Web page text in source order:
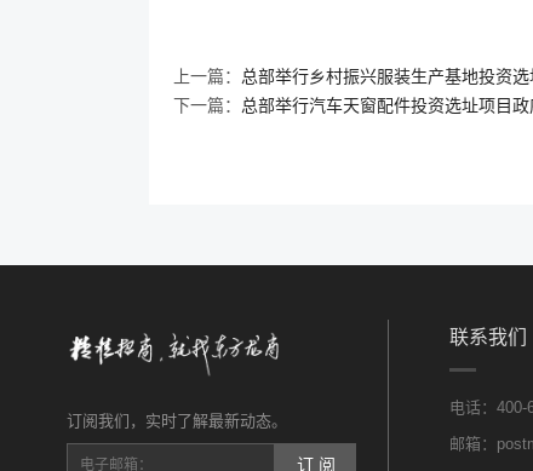
上一篇： 总部举行乡村振兴服装生产基地投资
下一篇： 总部举行汽车天窗配件投资选址项目
订阅我们，实时了解最新动态。
订 阅
联系我们
电话：400-
邮箱：